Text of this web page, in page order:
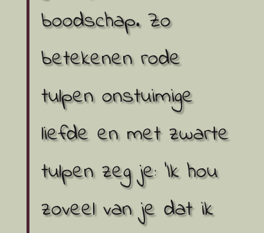
boodschap. Zo
betekenen rode
tulpen onstuimige
liefde en met zwarte
tulpen zeg je: ‘Ik hou
zoveel van je dat ik